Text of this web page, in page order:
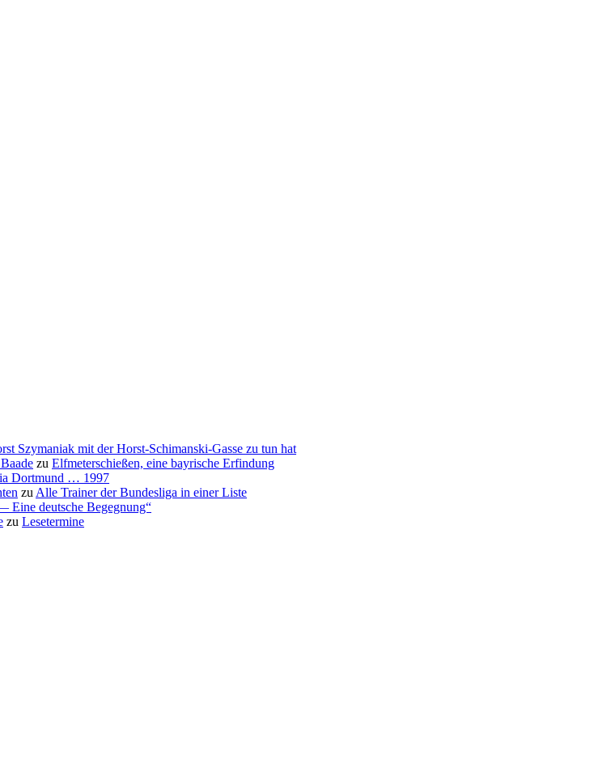
Szymaniak mit der Horst-Schimanski-Gasse zu tun hat
zu Elfmeterschießen, eine bayrische Erfindung
Dortmund … 1997
zu Alle Trainer der Bundesliga in einer Liste
Eine deutsche Begegnung“
zu Lesetermine